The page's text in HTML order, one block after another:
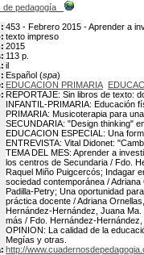
de pedagogía
453 - Febrero 2015 - Aprender a
texto impreso
2015
113 p.
il
Español (spa)
EDUCACION PRIMARIA
REPORTAJE: Sin libros de texto:
INFANTIL-PRIMARIA: Educación
PRIMARIA: Musicoterapia para
SECUNDARIA: "Design thinking"
EDUCACION ESPECIAL: Una
ENTREVISTA: Vital Didonet:
TEMA DEL MES: Aprender a
los centros de Secundaria / Fdo.
Raquel Miño Puigcercós; Indagar
sociedad contemporánea /
Padilla-Petry; Una oportunidad
práctica docente / Adriana
Hernández-Hernández, Juana
más / Fdo. Hernández-Hernández,
OPINION: La calidad de la
Megías y otras.
http://